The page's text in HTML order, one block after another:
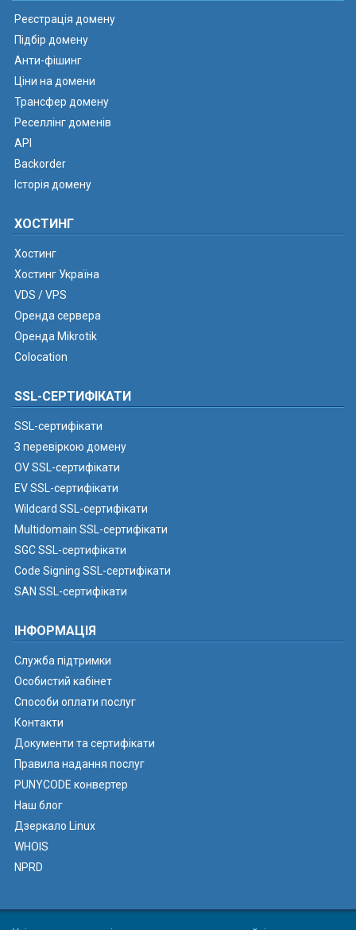
Реєстрація домену
Підбір домену
Анти-фішинг
Ціни на домени
Трансфер домену
Реселлінг доменів
API
Backorder
Історія домену
ХОСТИНГ
Хостинг
Хостинг Україна
VDS / VPS
Оренда сервера
Оренда Mikrotik
Colocation
SSL-СЕРТИФІКАТИ
SSL-сертифікати
З перевіркою домену
OV SSL-сертифікати
EV SSL-сертифікати
Wildcard SSL-сертифікати
Multidomain SSL-сертифікати
SGC SSL-сертифікати
Code Signing SSL-сертифікати
SAN SSL-сертифікати
ІНФОРМАЦІЯ
Служба підтримки
Особистий кабінет
Способи оплати послуг
Контакти
Документи та сертифікати
Правила надання послуг
PUNYCODE конвертер
Наш блог
Дзеркало Linux
WHOIS
NPRD